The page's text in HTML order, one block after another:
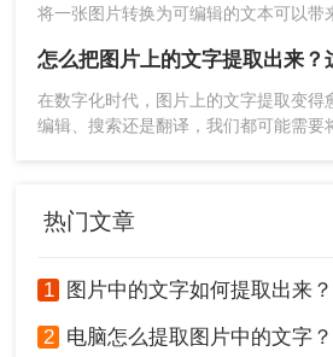
用到的文本，最后在右侧复制文
将一张图片转换为可编辑的文本可以带
转换呢？在本文中，将为您介绍几种常
法。
在数字化时代，图片上的文字提取变得
编辑、搜索还是翻译，我们都可能需要
热门文章
1 图片中的文字如何提取出来？三种方
2 电脑怎么提取图片中的文字？来看看这